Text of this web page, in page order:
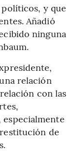
y que
Añadió
ninguna
relación
con las
de